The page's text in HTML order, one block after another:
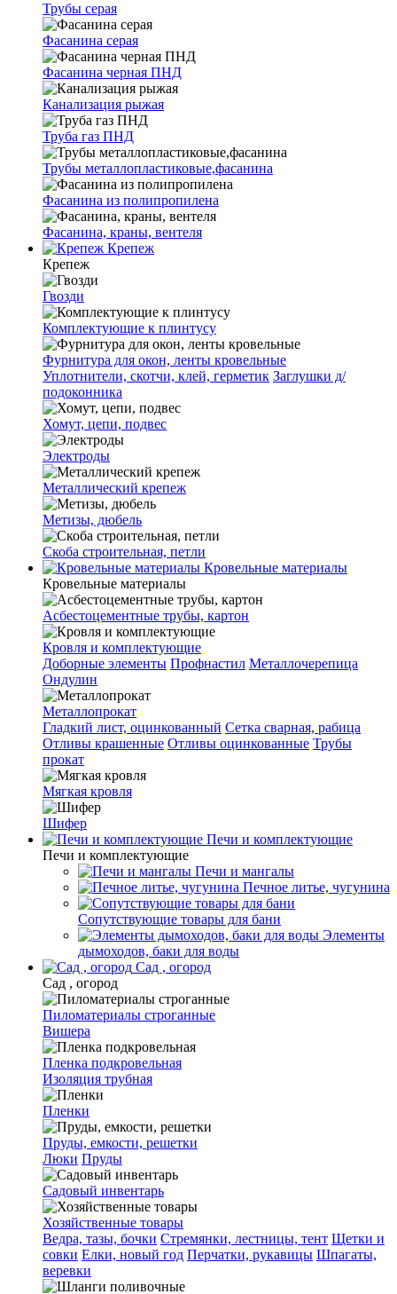
Трубы серая
Фасанина серая
Фасанина черная ПНД
Канализация рыжая
Труба газ ПНД
Трубы металлопластиковые,фасанина
Фасанина из полипропилена
Фасанина, краны, вентеля
Крепеж
Крепеж
Гвозди
Комплектующие к плинтусу
Фурнитура для окон, ленты кровельные
Уплотнители, скотчи, клей, герметик Заглушки д/
подоконника
Хомут, цепи, подвес
Электроды
Металлический крепеж
Метизы, дюбель
Скоба строительная, петли
Кровельные материалы
Кровельные материалы
Асбестоцементные трубы, картон
Кровля и комплектующие
Доборные элементы Профнастил Металлочерепица
Ондулин
Металлопрокат
Гладкий лист, оцинкованный Сетка сварная, рабица
Отливы крашенные Отливы оцинкованные Трубы
прокат
Мягкая кровля
Шифер
Печи и комплектующие
Печи и комплектующие
Печи и мангалы
Печное литье, чугунина
Сопутствующие товары для бани
Элементы
дымоходов, баки для воды
Сад , огород
Сад , огород
Пиломатериалы строганные
Вишера
Пленка подкровельная
Изоляция трубная
Пленки
Пруды, емкости, решетки
Люки Пруды
Садовый инвентарь
Хозяйственные товары
Ведра, тазы, бочки Стремянки, лестницы, тент Щетки и
совки Елки, новый год Перчатки, рукавицы Шпагаты,
веревки